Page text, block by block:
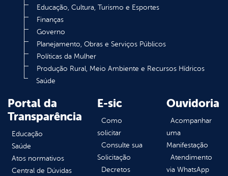
Educação, Cultura, Turismo e Esportes
Finanças
Governo
Planejamento, Obras e Serviços Públicos
Políticas da Mulher
Produção Rural, Meio Ambiente e Recursos Hídricos
Saúde
Portal da
Transparência
Educação
Saúde
Atos normativos
Central de Dúvidas
E-sic
Como
solicitar
Consulte sua
Solicitação
Decretos
Ouvidoria
Acompanhar
uma
Manifestação
Atendimento
via WhatsApp